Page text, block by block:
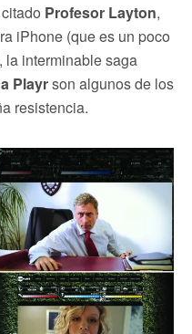
Profesor Layton,
iPhone (que es un poco
interminable saga
Playrson algunos de los
resistencia.